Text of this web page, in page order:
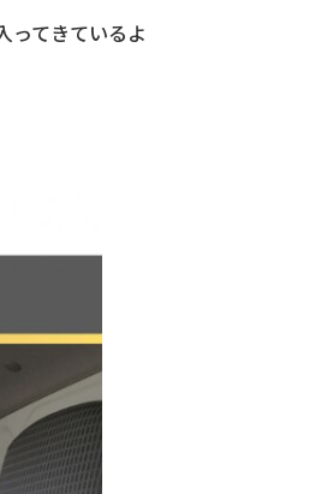
ってきているよ